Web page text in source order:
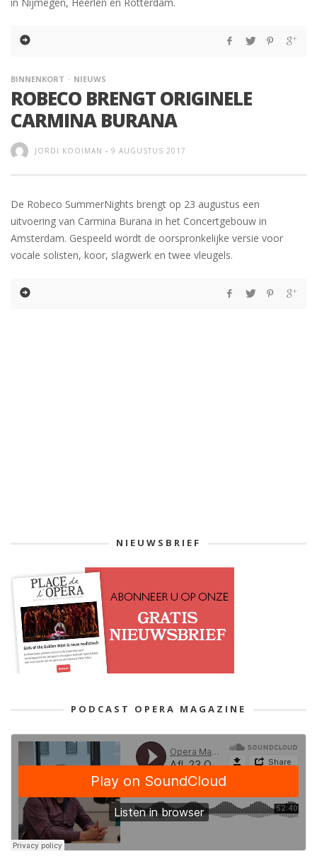
BINNENKORT NIEUWS
ROBECO BRENGT ORIGINELE
CARMINA BURANA
JORDI KOOIMAN - 9 AUGUSTUS 2017
De Robeco SummerNights brengt op 23 augustus een
uitvoering van Carmina Burana in het Concertgebouw in
Amsterdam. Gespeeld wordt de oorspronkelijke versie voor
vocale solisten, koor, slagwerk en twee vleugels.
NIEUWSBRIEF
PODCAST OPERA MAGAZINE